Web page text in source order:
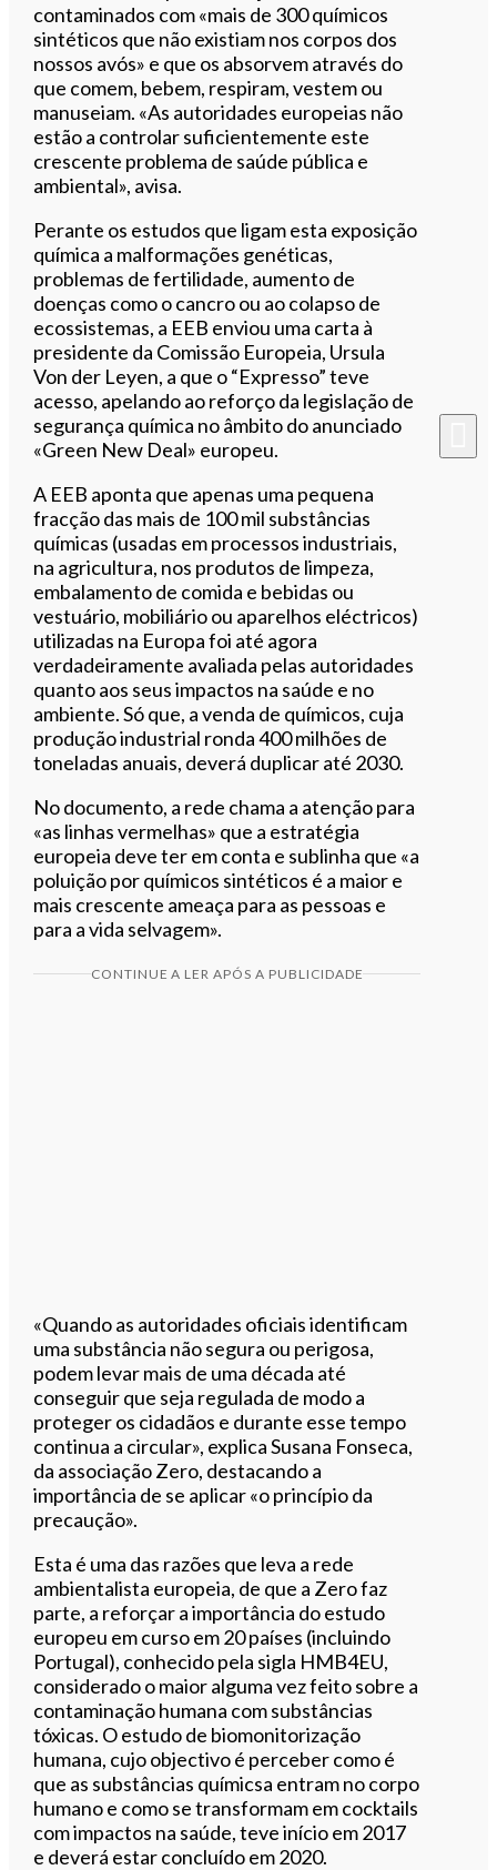
contaminados com «mais de 300 químicos
sintéticos que não existiam nos corpos dos
nossos avós» e que os absorvem através do
que comem, bebem, respiram, vestem ou
manuseiam. «As autoridades europeias não
estão a controlar suficientemente este
crescente problema de saúde pública e
ambiental», avisa.
Perante os estudos que ligam esta exposição
química a malformações genéticas,
problemas de fertilidade, aumento de
doenças como o cancro ou ao colapso de
ecossistemas, a EEB enviou uma carta à
presidente da Comissão Europeia, Ursula
Von der Leyen, a que o “Expresso” teve
acesso, apelando ao reforço da legislação de
segurança química no âmbito do anunciado
«Green New Deal» europeu.
A EEB aponta que apenas uma pequena
fracção das mais de 100 mil substâncias
químicas (usadas em processos industriais,
na agricultura, nos produtos de limpeza,
embalamento de comida e bebidas ou
vestuário, mobiliário ou aparelhos eléctricos)
utilizadas na Europa foi até agora
verdadeiramente avaliada pelas autoridades
quanto aos seus impactos na saúde e no
ambiente. Só que, a venda de químicos, cuja
produção industrial ronda 400 milhões de
toneladas anuais, deverá duplicar até 2030.
No documento, a rede chama a atenção para
«as linhas vermelhas» que a estratégia
europeia deve ter em conta e sublinha que «a
poluição por químicos sintéticos é a maior e
mais crescente ameaça para as pessoas e
para a vida selvagem».
CONTINUE A LER APÓS A PUBLICIDADE
«Quando as autoridades oficiais identificam
uma substância não segura ou perigosa,
podem levar mais de uma década até
conseguir que seja regulada de modo a
proteger os cidadãos e durante esse tempo
continua a circular», explica Susana Fonseca,
da associação Zero, destacando a
importância de se aplicar «o princípio da
precaução».
Esta é uma das razões que leva a rede
ambientalista europeia, de que a Zero faz
parte, a reforçar a importância do estudo
europeu em curso em 20 países (incluindo
Portugal), conhecido pela sigla HMB4EU,
considerado o maior alguma vez feito sobre a
contaminação humana com substâncias
tóxicas. O estudo de biomonitorização
humana, cujo objectivo é perceber como é
que as substâncias químicsa entram no corpo
humano e como se transformam em cocktails
com impactos na saúde, teve início em 2017
e deverá estar concluído em 2020.